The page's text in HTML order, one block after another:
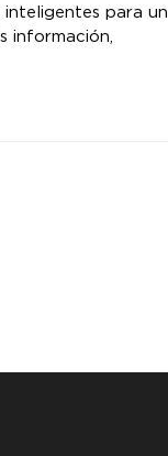
para un
información,